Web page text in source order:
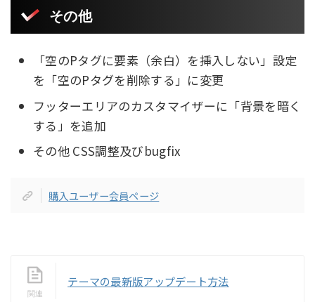
その他
「空のPタグに要素（余白）を挿入しない」設定
を「空のPタグを削除する」に変更
フッターエリアのカスタマイザーに「背景を暗く
する」を追加
その他 CSS調整及びbugfix
購入ユーザー会員ページ
テーマの最新版アップデート方法